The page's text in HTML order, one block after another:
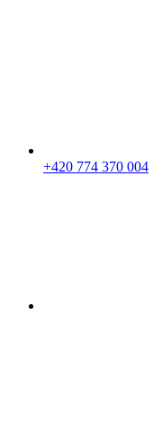
+420 774 370 004